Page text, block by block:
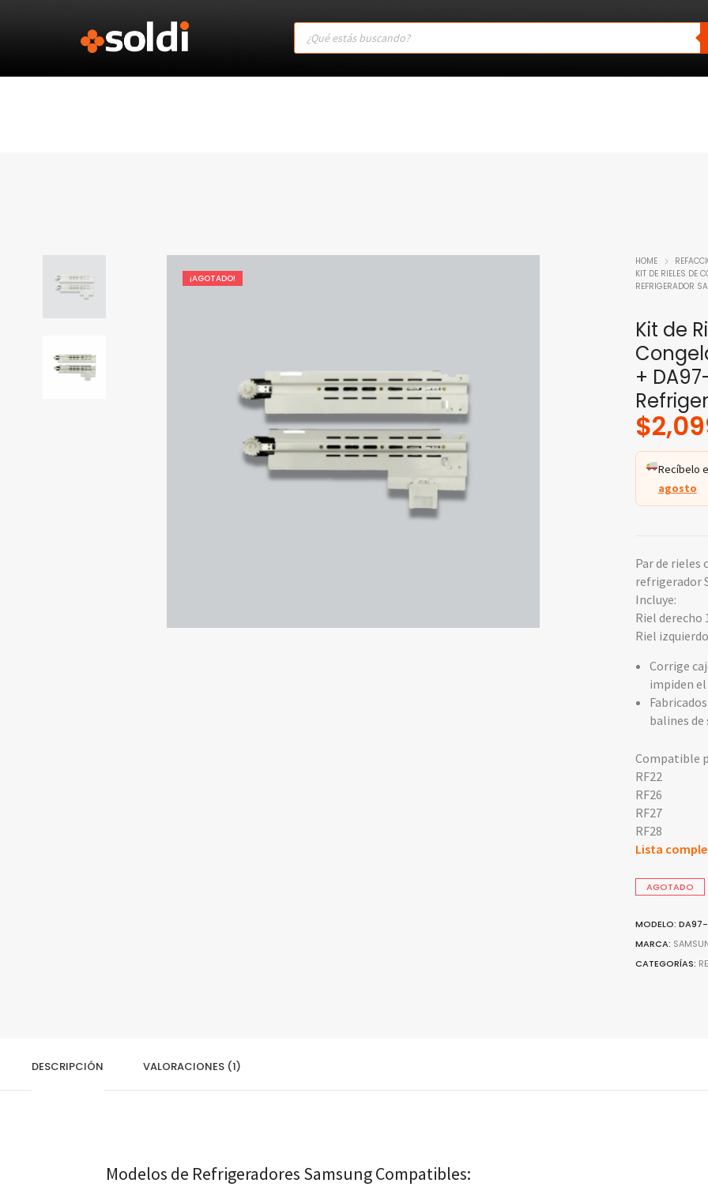
Products
search
¡AGOTADO!
HOME
KIT DE RIELES
REFRIGERADOR
Kit de
+
$
Recíbelo
agosto
Par de rieles
refrigerador
Incluye:
Riel derecho
Riel
Corrige
impiden
balines
Compatible
RF22
RF26
RF27
RF28
Lista
AGOTADO
MODELO:
MARCA:
CATEGORÍAS:
DESCRIPCIÓN VALORACIONES (1)
Modelos de Refrigeradores Samsung Compatibles: